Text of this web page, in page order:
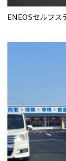
ENEOSセルフ